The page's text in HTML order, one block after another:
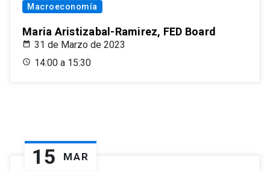
Macroeconomía
Maria Aristizabal-Ramirez, FED Board
31 de Marzo de 2023
14:00 a 15:30
15 MAR